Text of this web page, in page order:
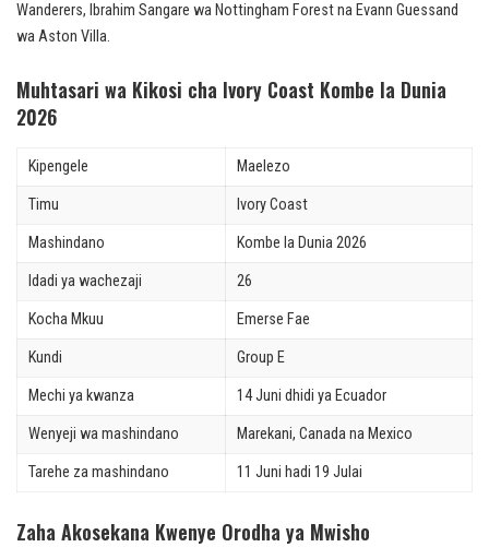
Wanderers, Ibrahim Sangare wa Nottingham Forest na Evann Guessand
wa Aston Villa.
Muhtasari wa Kikosi cha Ivory Coast Kombe la Dunia
2026
Kipengele Maelezo
Timu Ivory Coast
Mashindano Kombe la Dunia 2026
Idadi ya wachezaji 26
Kocha Mkuu Emerse Fae
Kundi Group E
Mechi ya kwanza 14 Juni dhidi ya Ecuador
Wenyeji wa mashindano Marekani, Canada na Mexico
Tarehe za mashindano 11 Juni hadi 19 Julai
Zaha Akosekana Kwenye Orodha ya Mwisho